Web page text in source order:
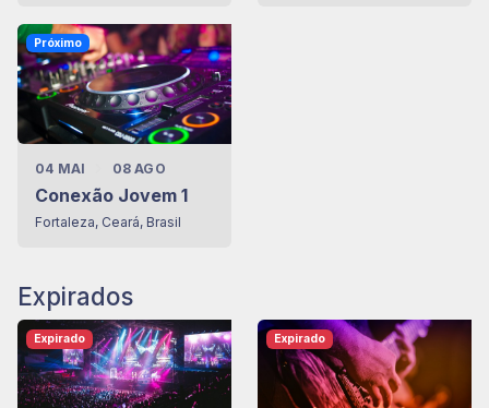
04 MAI 08 AGO
Conexão Jovem 1
Fortaleza, Ceará, Brasil
Próximo
Expirados
Expirado Expirado